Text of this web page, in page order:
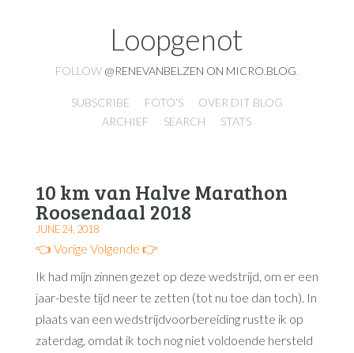
Loopgenot
FOLLOW @RENEVANBELZEN ON MICRO.BLOG
SUBSCRIBE FOTO'S
OVER DIT BLOG
ARCHIEF
SEARCH STATS
10 km van Halve Marathon
Roosendaal 2018
JUNE 24, 2018
👈 Vorige Volgende 👉
Ik had mijn zinnen gezet op deze wedstrijd, om er een
jaar-beste tijd neer te zetten (tot nu toe dan toch). In
plaats van een wedstrijdvoorbereiding rustte ik op
zaterdag, omdat ik toch nog niet voldoende hersteld